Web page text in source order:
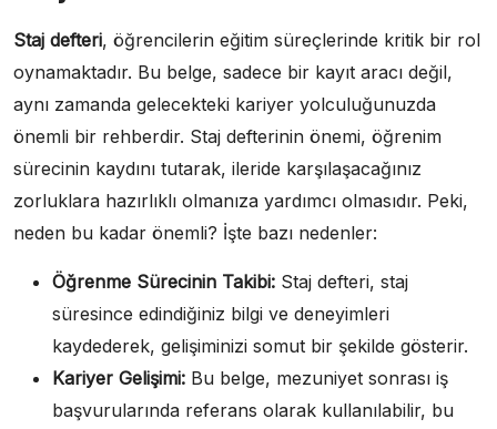
Staj defteri, öğrencilerin eğitim süreçlerinde kritik bir rol
oynamaktadır. Bu belge, sadece bir kayıt aracı değil,
aynı zamanda gelecekteki kariyer yolculuğunuzda
önemli bir rehberdir. Staj defterinin önemi, öğrenim
sürecinin kaydını tutarak, ileride karşılaşacağınız
zorluklara hazırlıklı olmanıza yardımcı olmasıdır. Peki,
neden bu kadar önemli? İşte bazı nedenler:
Öğrenme Sürecinin Takibi: Staj defteri, staj
süresince edindiğiniz bilgi ve deneyimleri
kaydederek, gelişiminizi somut bir şekilde gösterir.
Kariyer Gelişimi: Bu belge, mezuniyet sonrası iş
başvurularında referans olarak kullanılabilir, bu